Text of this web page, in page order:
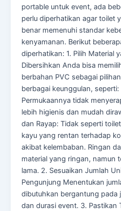
portable untuk event, ada
perlu diperhatikan agar toilet
benar memenuhi standar
kenyamanan. Berikut
diperhatikan: 1. Pilih Material
Dibersihkan Anda bisa
berbahan PVC sebagai
berbagai keunggulan,
Permukaannya tidak
lebih higienis dan mudah
dan Rayap: Tidak seperti
kayu yang rentan terhadap
akibat kelembaban. Ringan
material yang ringan, namun
lama. 2. Sesuaikan Jumlah
Pengunjung Menentukan
dibutuhkan bergantung pada
dan durasi event. 3. Pastikan